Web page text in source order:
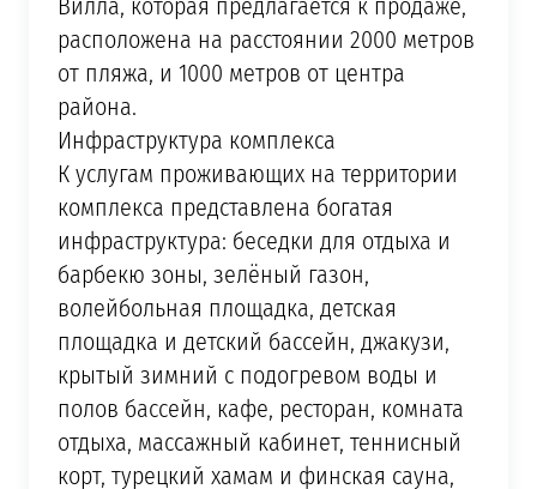
расположена на расстоянии 2000 метров
от пляжа, и 1000 метров от центра
района.
Инфраструктура комплекса
К услугам проживающих на территории
комплекса представлена богатая
инфраструктура: беседки для отдыха и
барбекю зоны, зелёный газон,
волейбольная площадка, детская
площадка и детский бассейн, джакузи,
крытый зимний с подогревом воды и
полов бассейн, кафе, ресторан, комната
отдыха, массажный кабинет, теннисный
корт, турецкий хамам и финская сауна,